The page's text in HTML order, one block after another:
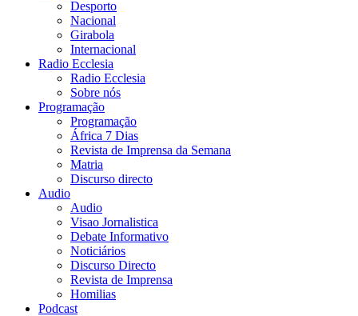
Desporto
Nacional
Girabola
Internacional
Radio Ecclesia
Radio Ecclesia
Sobre nós
Programação
Programação
África 7 Dias
Revista de Imprensa da Semana
Matria
Discurso directo
Audio
Audio
Visao Jornalistica
Debate Informativo
Noticiários
Discurso Directo
Revista de Imprensa
Homilias
Podcast